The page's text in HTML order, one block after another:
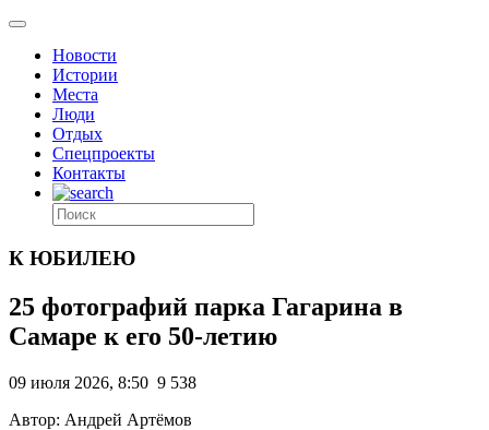
Новости
Истории
Места
Люди
Отдых
Спецпроекты
Контакты
К ЮБИЛЕЮ
25 фотографий парка Гагарина в
Самаре к его 50-летию
09 июля 2026, 8:50 9 538
Автор: Андрей Артёмов